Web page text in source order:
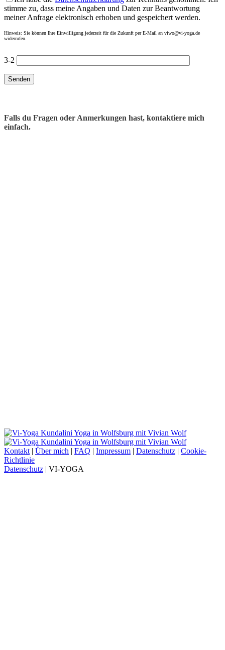
stimme zu, dass meine Angaben und Daten zur Beantwortung
meiner Anfrage elektronisch erhoben und gespeichert werden.
Hinweis: Sie können Ihre Einwilligung jederzeit für die Zukunft per E-Mail an viwo@vi-yoga.de
widerrufen.
3-2
Falls du Fragen oder Anmerkungen hast, kontaktiere mich
einfach.
Kontakt | Über mich | FAQ | Impressum | Datenschutz | Cookie-
Richtlinie
Datenschutz | VI-YOGA